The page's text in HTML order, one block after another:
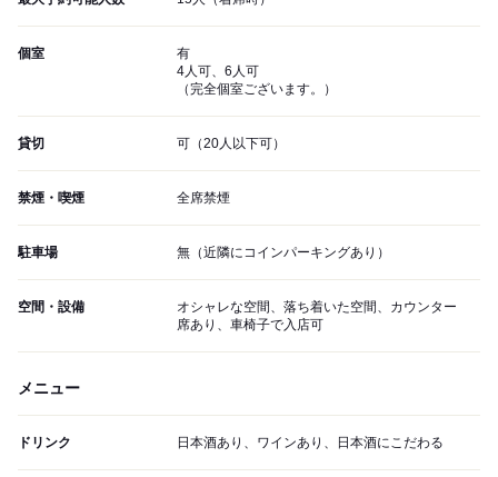
個室
有
4人可、6人可
（完全個室ございます。）
貸切 可（20人以下可）
禁煙・喫煙 全席禁煙
駐車場 無（近隣にコインパーキングあり）
空間・設備
オシャレな空間、落ち着いた空間、カウンター
席あり、車椅子で入店可
メニュー
ドリンク 日本酒あり、ワインあり、日本酒にこだわる